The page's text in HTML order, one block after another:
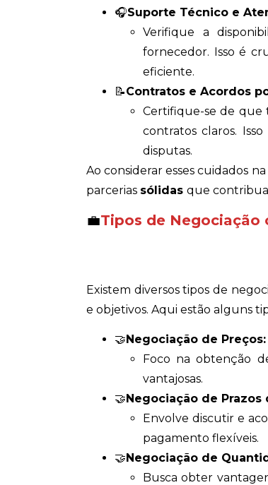
🎧Suporte Técnico e
Verifique a
fornecedor. Isso é
eficiente.
📝Contratos e Acordos
Certifique-se de que
contratos claros.
disputas.
Ao considerar esses cuidados
parcerias sólidas que
💼Tipos de Negociação
Existem diversos tipos de
e objetivos. Aqui estão alguns
🤝Negociação de Preços:
Foco na obtenção
vantajosas.
🤝Negociação de Prazos
Envolve discutir e
pagamento flexíveis.
🤝Negociação de
Busca obter